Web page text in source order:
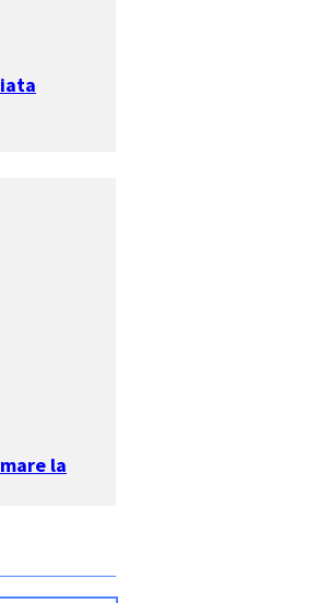
la